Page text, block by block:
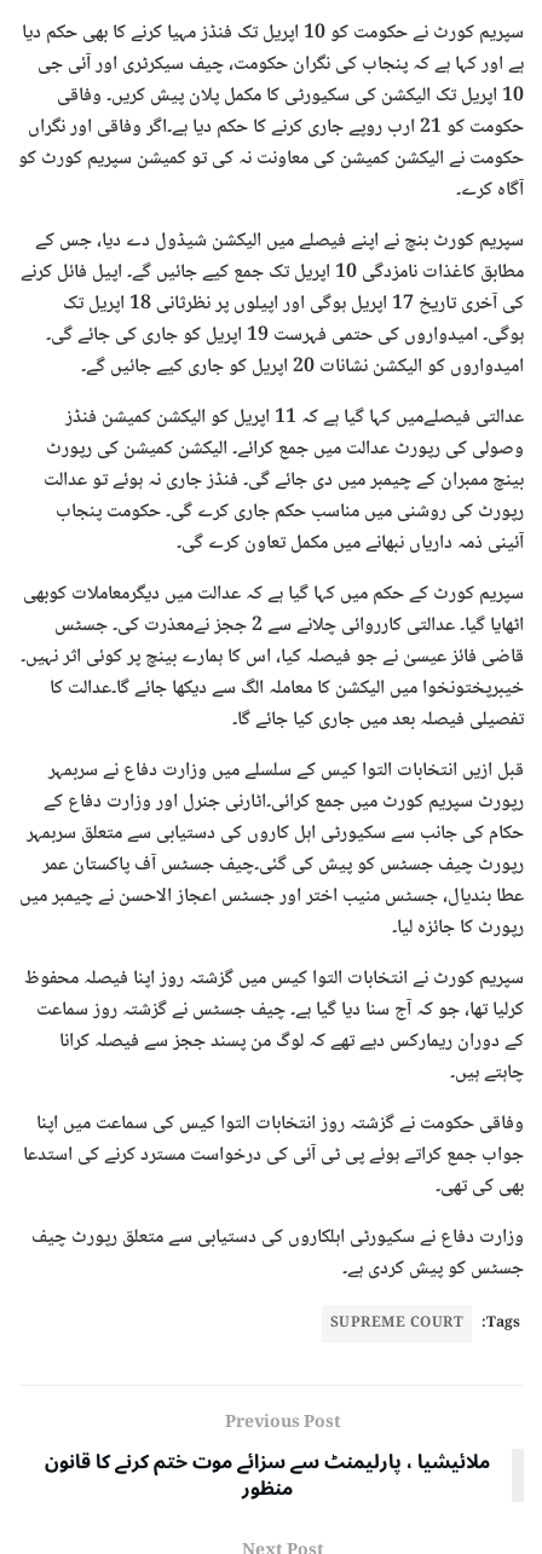
سپریم کورٹ نے حکومت کو 10 اپریل تک فنڈز مہیا کرنے کا بھی حکم دیا
ہے اور کہا ہے کہ پنجاب کی نگران حکومت، چیف سیکرٹری اور آئی جی
10 اپریل تک الیکشن کی سکیورٹی کا مکمل پلان پیش کریں۔ وفاقی
حکومت کو 21 ارب روپے جاری کرنے کا حکم دیا ہے۔اگر وفاقی اور نگراں
حکومت نے الیکشن کمیشن کی معاونت نہ کی تو کمیشن سپریم کورٹ کو
آگاہ کرے۔
سپریم کورٹ بنچ نے اپنے فیصلے میں الیکشن شیڈول دے دیا، جس کے
مطابق کاغذات نامزدگی 10 اپریل تک جمع کیے جائیں گے۔ اپیل فائل کرنے
کی آخری تاریخ 17 اپریل ہوگی اور اپیلوں پر نظرثانی 18 اپریل تک
ہوگی۔ امیدواروں کی حتمی فہرست 19 اپریل کو جاری کی جائے گی۔
امیدواروں کو الیکشن نشانات 20 اپریل کو جاری کیے جائیں گے۔
عدالتی فیصلےمیں کہا گیا ہے کہ 11 اپریل کو الیکشن کمیشن فنڈز
وصولی کی رپورٹ عدالت میں جمع کرائے۔ الیکشن کمیشن کی رپورٹ
بینچ ممبران کے چیمبر میں دی جائے گی۔ فنڈز جاری نہ ہوئے تو عدالت
رپورٹ کی روشنی میں مناسب حکم جاری کرے گی۔ حکومت پنجاب
آئینی ذمہ داریاں نبھانے میں مکمل تعاون کرے گی۔
سپریم کورٹ کے حکم میں کہا گیا ہے کہ عدالت میں دیگرمعاملات کوبھی
اٹھایا گیا۔ عدالتی کارروائی چلانے سے 2 ججز نےمعذرت کی۔ جسٹس
قاضی فائز عیسیٰ نے جو فیصلہ کیا، اس کا ہمارے بینچ پر کوئی اثر نہیں۔
خیبرپختونخوا میں الیکشن کا معاملہ الگ سے دیکھا جائے گا۔عدالت کا
تفصیلی فیصلہ بعد میں جاری کیا جائے گا۔
قبل ازیں انتخابات التوا کیس کے سلسلے میں وزارت دفاع نے سربمہر
رپورٹ سپریم کورٹ میں جمع کرائی۔اٹارنی جنرل اور وزارت دفاع کے
حکام کی جانب سے سکیورٹی اہل کاروں کی دستیابی سے متعلق سربمہر
رپورٹ چیف جسٹس کو پیش کی گئی۔چیف جسٹس آف پاکستان عمر
عطا بندیال، جسٹس منیب اختر اور جسٹس اعجاز الاحسن نے چیمبر میں
رپورٹ کا جائزہ لیا۔
سپریم کورٹ نے انتخابات التوا کیس میں گزشتہ روز اپنا فیصلہ محفوظ
کرلیا تھا، جو کہ آج سنا دیا گیا ہے۔ چیف جسٹس نے گزشتہ روز سماعت
کے دوران ریمارکس دیے تھے کہ لوگ من پسند ججز سے فیصلہ کرانا
چاہتے ہیں۔
وفاقی حکومت نے گزشتہ روز انتخابات التوا کیس کی سماعت میں اپنا
جواب جمع کراتے ہوئے پی ٹی آئی کی درخواست مسترد کرنے کی استدعا
بھی کی تھی۔
وزارت دفاع نے سکیورٹی اہلکاروں کی دستیابی سے متعلق رپورٹ چیف
جسٹس کو پیش کردی ہے۔
Tags:
SUPREME COURT
Previous Post
ملائیشیا ، پارلیمنٹ سے سزائے موت ختم کرنے کا قانون
منظور